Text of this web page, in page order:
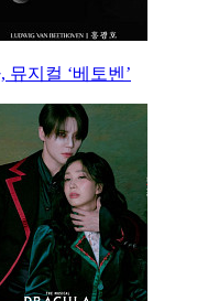
지컬 ‘베토벤’